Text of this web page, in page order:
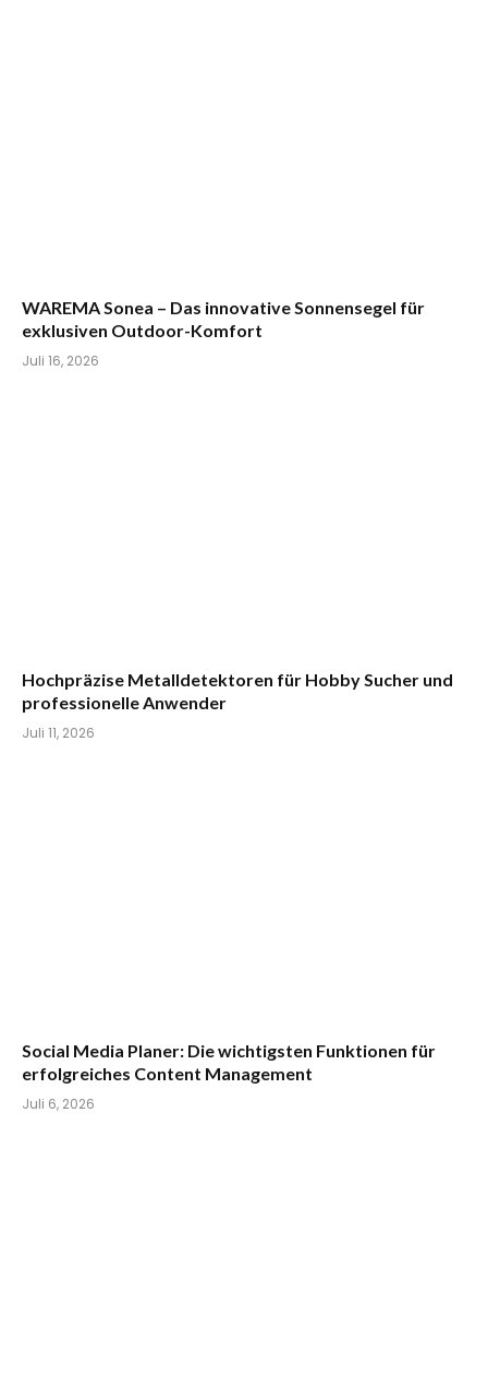
WAREMA Sonea – Das innovative Sonnensegel für
exklusiven Outdoor-Komfort
Juli 16, 2026
Hochpräzise Metalldetektoren für Hobby Sucher und
professionelle Anwender
Juli 11, 2026
Social Media Planer: Die wichtigsten Funktionen für
erfolgreiches Content Management
Juli 6, 2026